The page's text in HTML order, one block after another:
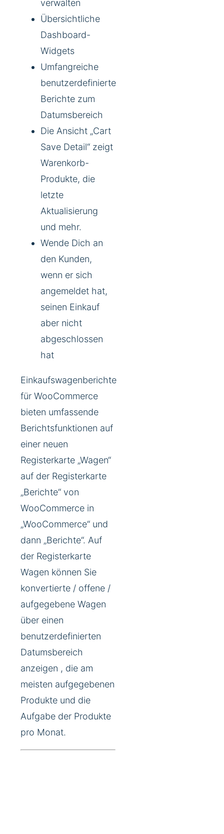
verwalten
Übersichtliche
Dashboard-
Widgets
Umfangreiche
benutzerdefinierte
Berichte zum
Datumsbereich
Die Ansicht „Cart
Save Detail“ zeigt
Warenkorb-
Produkte, die
letzte
Aktualisierung
und mehr.
Wende Dich an
den Kunden,
wenn er sich
angemeldet hat,
seinen Einkauf
aber nicht
abgeschlossen
hat
Einkaufswagenberichte
für WooCommerce
bieten umfassende
Berichtsfunktionen auf
einer neuen
Registerkarte „Wagen“
auf der Registerkarte
„Berichte“ von
WooCommerce in
„WooCommerce“ und
dann „Berichte“. Auf
der Registerkarte
Wagen können Sie
konvertierte / offene /
aufgegebene Wagen
über einen
benutzerdefinierten
Datumsbereich
anzeigen , die am
meisten aufgegebenen
Produkte und die
Aufgabe der Produkte
pro Monat.